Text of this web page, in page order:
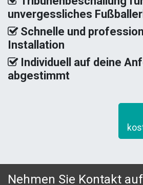
unvergessliches
Schnelle und
Installation
Individuell auf deine
abgestimmt
Nehmen Sie Kontakt auf